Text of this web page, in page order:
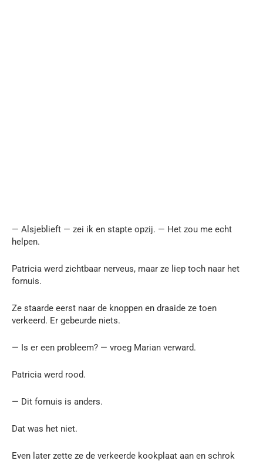
— Alsjeblieft — zei ik en stapte opzij. — Het zou me echt
helpen.
Patricia werd zichtbaar nerveus, maar ze liep toch naar het
fornuis.
Ze staarde eerst naar de knoppen en draaide ze toen
verkeerd. Er gebeurde niets.
— Is er een probleem? — vroeg Marian verward.
Patricia werd rood.
— Dit fornuis is anders.
Dat was het niet.
Even later zette ze de verkeerde kookplaat aan en schrok